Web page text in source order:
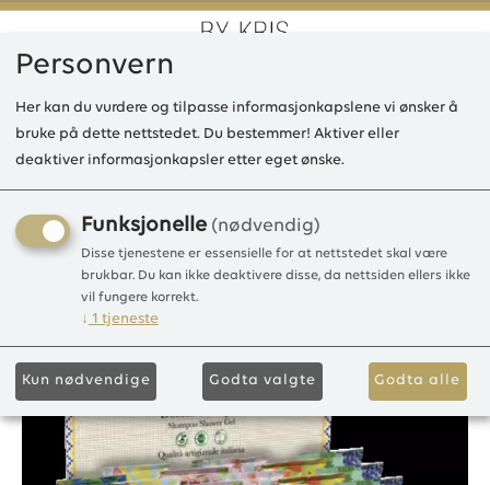
0
LD Marketing 24 pcs display
Mosaico shower gel
Marketng materila
Personvern
Her kan du vurdere og tilpasse informasjonkapslene vi ønsker å
bruke på dette nettstedet. Du bestemmer! Aktiver eller
deaktiver informasjonkapsler etter eget ønske.
Funksjonelle (nødvendig)
Disse tjenestene er essensielle for at nettstedet skal være
brukbar. Du kan ikke deaktivere disse, da nettsiden ellers ikke
vil fungere korrekt.
↓ 1 tjeneste
Kun nødvendige Godta valgte Godta alle